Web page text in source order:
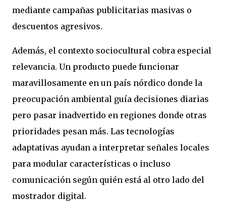
mediante campañas publicitarias masivas o
descuentos agresivos.
Además, el contexto sociocultural cobra especial
relevancia. Un producto puede funcionar
maravillosamente en un país nórdico donde la
preocupación ambiental guía decisiones diarias
pero pasar inadvertido en regiones donde otras
prioridades pesan más. Las tecnologías
adaptativas ayudan a interpretar señales locales
para modular características o incluso
comunicación según quién está al otro lado del
mostrador digital.